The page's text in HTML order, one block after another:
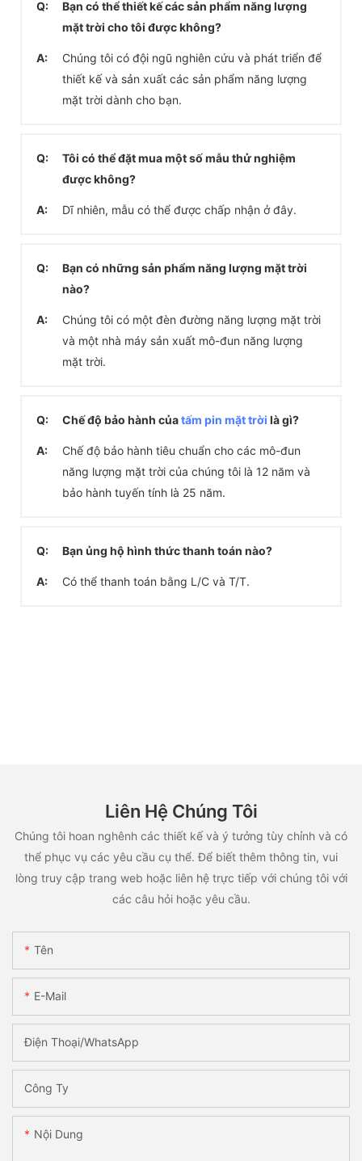
Q:
Bạn có thể thiết kế các sản phẩm năng lượng
mặt trời cho tôi được không?
A:
Chúng tôi có đội ngũ nghiên cứu và phát triển để
thiết kế và sản xuất các sản phẩm năng lượng
mặt trời dành cho bạn.
Q:
Tôi có thể đặt mua một số mẫu thử nghiệm
được không?
A: Dĩ nhiên, mẫu có thể được chấp nhận ở đây.
Q:
Bạn có những sản phẩm năng lượng mặt trời
nào?
A:
Chúng tôi có một đèn đường năng lượng mặt trời
và một nhà máy sản xuất mô-đun năng lượng
mặt trời.
Q: Chế độ bảo hành củatấm pin mặt trời là gì?
A:
Chế độ bảo hành tiêu chuẩn cho các mô-đun
năng lượng mặt trời của chúng tôi là 12 năm và
bảo hành tuyến tính là 25 năm.
Q: Bạn ủng hộ hình thức thanh toán nào?
A: Có thể thanh toán bằng L/C và T/T.
Liên Hệ Chúng Tôi
Chúng tôi hoan nghênh các thiết kế và ý tưởng tùy chỉnh và có
thể phục vụ các yêu cầu cụ thể. Để biết thêm thông tin, vui
lòng truy cập trang web hoặc liên hệ trực tiếp với chúng tôi với
các câu hỏi hoặc yêu cầu.
Tên
E-Mail
Điện Thoại/WhatsApp
Công Ty
Nội Dung